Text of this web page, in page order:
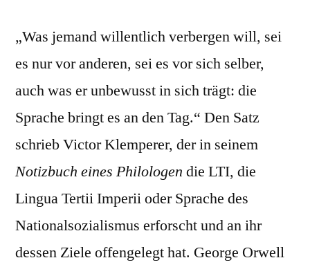
„Was jemand willentlich verbergen will, sei
es nur vor anderen, sei es vor sich selber,
auch was er unbewusst in sich trägt: die
Sprache bringt es an den Tag.“ Den Satz
schrieb Victor Klemperer, der in seinem
Notizbuch eines Philologen die LTI, die
Lingua Tertii Imperii oder Sprache des
Nationalsozialismus erforscht und an ihr
dessen Ziele offengelegt hat. George Orwell